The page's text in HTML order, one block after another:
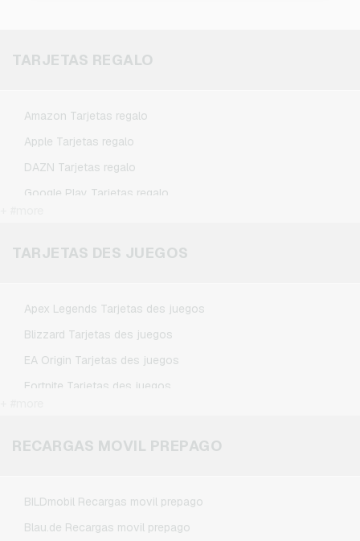
TARJETAS REGALO
Amazon Tarjetas regalo
Apple Tarjetas regalo
DAZN Tarjetas regalo
Google Play Tarjetas regalo
Microsoft Tarjetas regalo
TARJETAS DES JUEGOS
Apex Legends Tarjetas des juegos
Blizzard Tarjetas des juegos
EA Origin Tarjetas des juegos
Fortnite Tarjetas des juegos
Minecraft Tarjetas des juegos
RECARGAS MOVIL PREPAGO
BILDmobil Recargas movil prepago
Blau.de Recargas movil prepago